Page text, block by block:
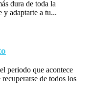
dura de toda la
y adaptarte a tu...
periodo que acontece
de todos los